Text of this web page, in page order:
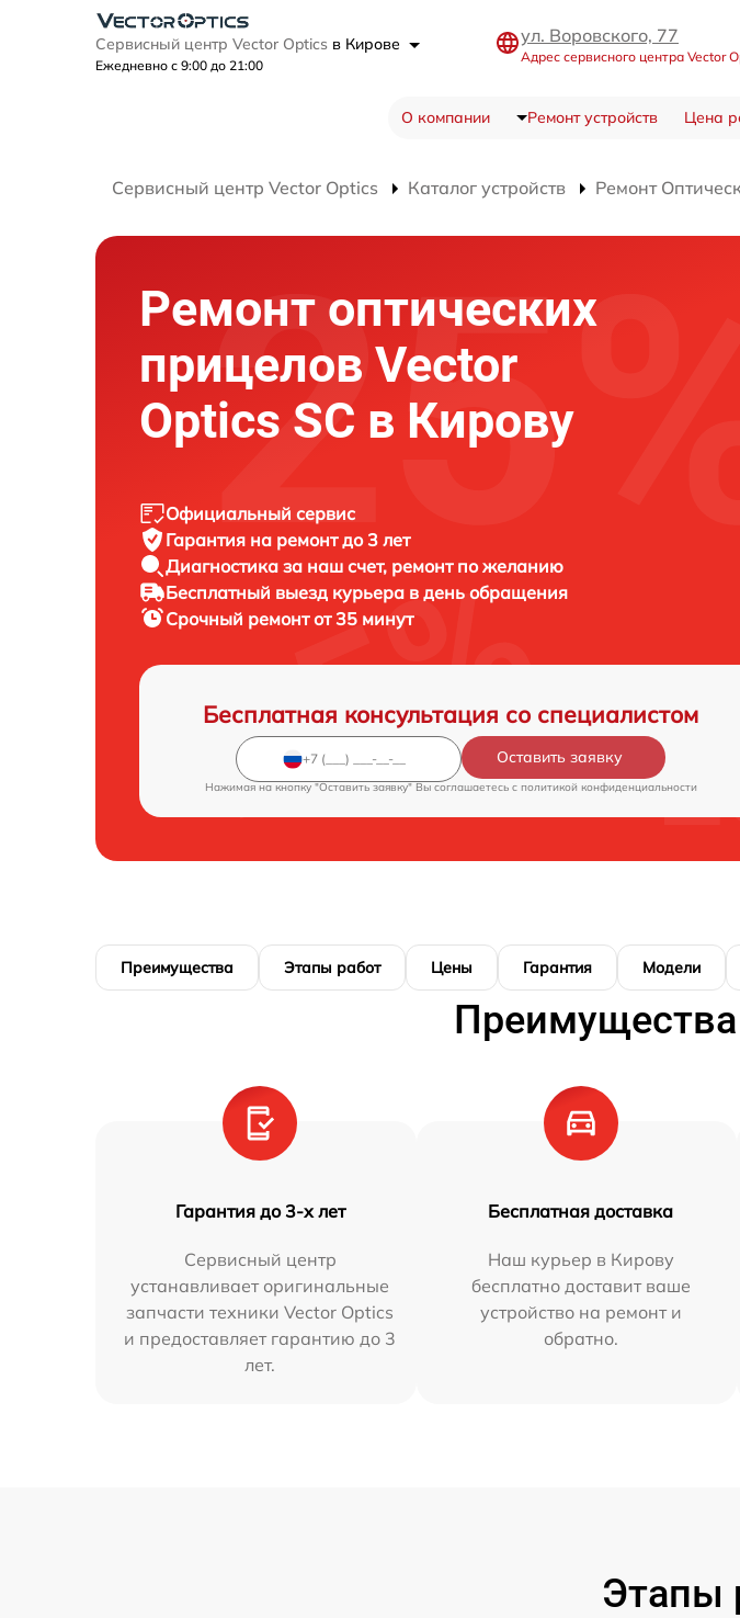
Сервисный центр Vector Optics в Кирове
Ежедневно с 9:00 до 21:00
ул. Воровского, 77
Адрес сервисного центра Vector
О компании Ремонт устройств Цена
Сервисный центр Vector Optics Каталог устройств Ремонт
Ремонт оптических
прицелов Vector
Optics SC в Кирову
Официальный сервис
Гарантия на ремонт до 3 лет
Диагностика за наш счет, ремонт по желанию
Бесплатный выезд курьера в день обращения
Срочный ремонт от 35 минут
Бесплатная консультация со специалистом
Оставить заявку
Нажимая на кнопку "Оставить заявку" Вы соглашаетесь c политикой конфиденциальности
Преимущества Этапы работ Цены Гарантия Модели
Гарантия до 3-х лет
Сервисный центр
устанавливает оригинальные
запчасти техники Vector Optics
и предоставляет гарантию до 3
лет.
Бесплатная доставка
Наш курьер в Кирову
бесплатно доставит ваше
устройство на ремонт и
обратно.
Этапы